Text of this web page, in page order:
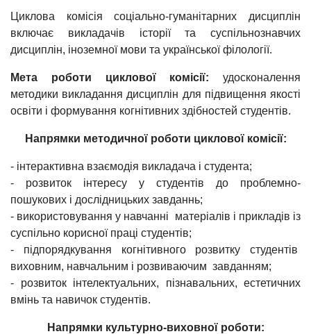
Циклова комісія соціально-гуманітарних дисциплін
включає викладачів історії та суспільнознавчих
дисциплін, іноземної мови та української філології.
Мета роботи циклової комісії: удосконалення
методики викладання дисциплін для підвищення якості
освіти і формування когнітивних здібностей студентів.
Напрямки методичної роботи циклової комісії:
- інтерактивна взаємодія викладача і студента;
- розвиток інтересу у студентів до проблемно-
пошукових і дослідницьких завданнь;
- використовування у навчанні матеріалів і прикладів із
суспільно корисної праці студентів;
- підпорядкування когнітивного розвитку студентів
виховним, навчальним і розвиваючим завданням;
- розвиток інтелектуальних, пізнавальних, естетичних
вмінь та навичок студентів.
Напрямки культурно-виховної роботи: